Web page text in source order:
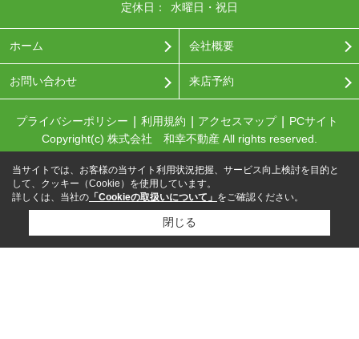
定休日：
水曜日・祝日
ホーム 会社概要
お問い合わせ 来店予約
プライバシーポリシー 利用規約 アクセスマップ
PCサイト
Copyright(c) 株式会社 和幸不動産 All rights reserved.
当サイトでは、お客様の当サイト利用状況把握、サービス向上検討を目的と
して、クッキー（Cookie）を使用しています。
詳しくは、当社の 「Cookieの取扱いについて」 をご確認ください。
閉じる